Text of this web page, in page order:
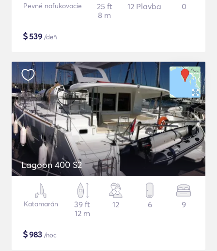
Pevné nafukovacie
25 ft
8 m
12 Plavba 0
$539 /deň
Lagoon 400 S2
Katamarán
39 ft
12 m
12 6 9
$983 /noc